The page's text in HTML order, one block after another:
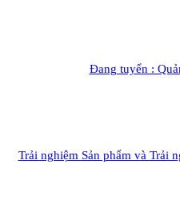
Đang tuyển :
Trải nghiệm Sản phẩm và Trải